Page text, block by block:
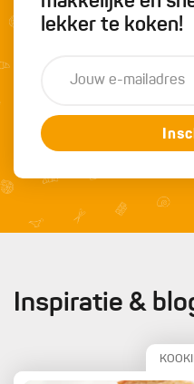
lekker te koken!
Inspiratie &